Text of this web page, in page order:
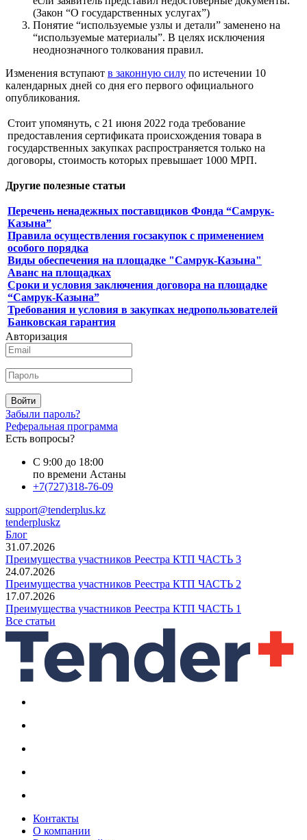
(Закон “О государственных услугах”)
Понятие “используемые узлы и детали” заменено на
“используемые материалы”. В целях исключения
неоднозначного толкования правил.
Изменения вступают в законную силу по истечении 10
календарных дней со дня его первого официального
опубликования.
Стоит упомянуть, с 21 июня 2022 года требование
предоставления сертификата происхождения товара в
государственных закупках распространяется только на
договоры, стоимость которых превышает 1000 МРП.
Другие полезные статьи
Перечень ненадежных поставщиков Фонда “Самрук-
Казына”
Правила осуществления госзакупок с применением
особого порядка
Виды обеспечения на площадке "Самрук-Казына"
Аванс на площадках
Сроки и условия заключения договора на площадке
“Самрук-Казына”
Требования и условия в закупках недропользователей
Банковская гарантия
Авторизация
Войти
Забыли пароль?
Реферальная программа
Есть вопросы?
С 9:00 до 18:00
по времени Астаны
+7(727)318-76-09
support@tenderplus.kz
tenderpluskz
Блог
31.07.2026
Преимущества участников Реестра КТП ЧАСТЬ 3
24.07.2026
Преимущества участников Реестра КТП ЧАСТЬ 2
17.07.2026
Преимущества участников Реестра КТП ЧАСТЬ 1
Все статьи
Контакты
О компании